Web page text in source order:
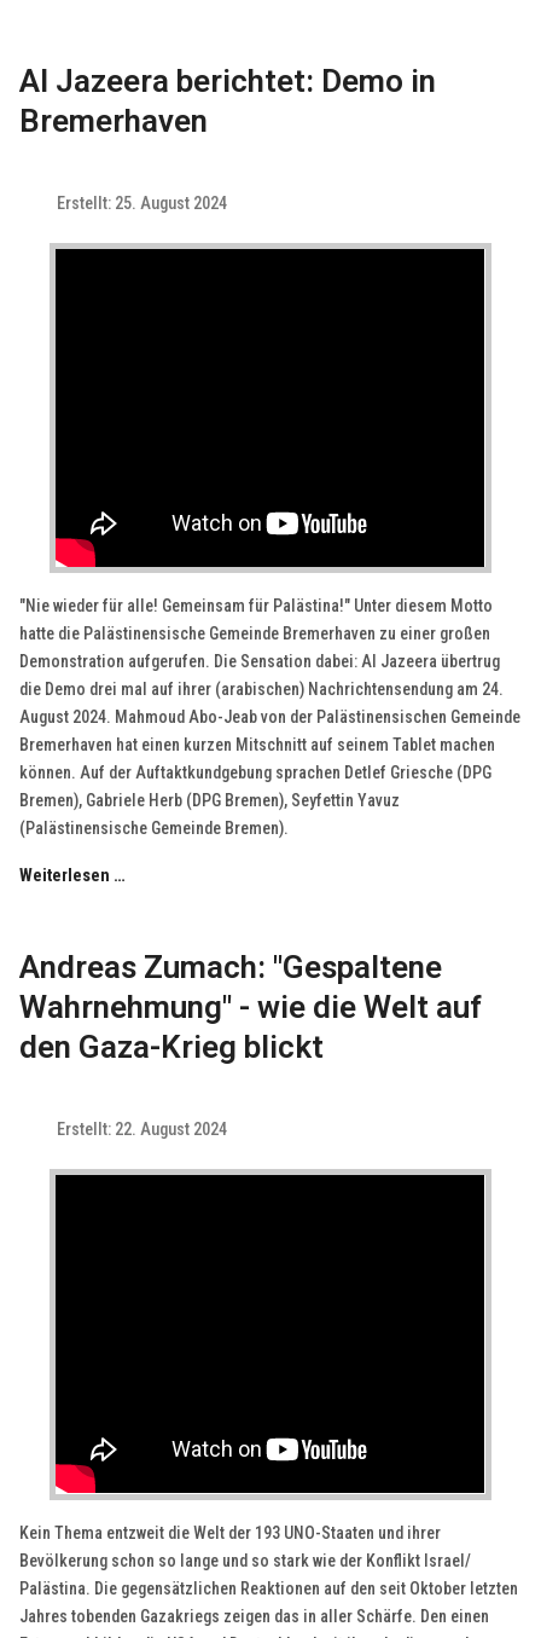
Al Jazeera berichtet: Demo in
Bremerhaven
Erstellt: 25. August 2024
"Nie wieder für alle! Gemeinsam für Palästina!" Unter diesem Motto
hatte die Palästinensische Gemeinde Bremerhaven zu einer großen
Demonstration aufgerufen. Die Sensation dabei: Al Jazeera übertrug
die Demo drei mal auf ihrer (arabischen) Nachrichtensendung am 24.
August 2024. Mahmoud Abo-Jeab von der Palästinensischen Gemeinde
Bremerhaven hat einen kurzen Mitschnitt auf seinem Tablet machen
können. Auf der Auftaktkundgebung sprachen Detlef Griesche (DPG
Bremen), Gabriele Herb (DPG Bremen), Seyfettin Yavuz
(Palästinensische Gemeinde Bremen).
Weiterlesen …
Andreas Zumach: "Gespaltene
Wahrnehmung" - wie die Welt auf
den Gaza-Krieg blickt
Erstellt: 22. August 2024
Kein Thema entzweit die Welt der 193 UNO-Staaten und ihrer
Bevölkerung schon so lange und so stark wie der Konflikt Israel/
Palästina. Die gegensätzlichen Reaktionen auf den seit Oktober letzten
Jahres tobenden Gazakriegs zeigen das in aller Schärfe. Den einen